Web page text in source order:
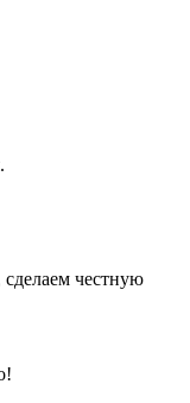
честную